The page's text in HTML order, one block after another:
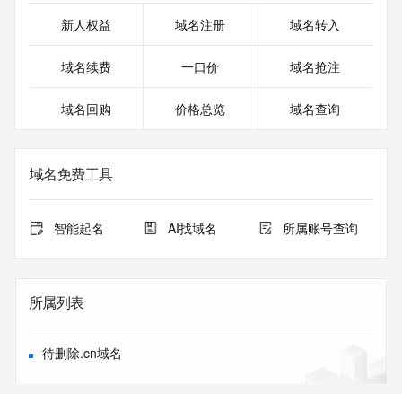
新人权益 域名注册 域名转入
域名续费 一口价 域名抢注
域名回购 价格总览 域名查询
域名免费工具
智能起名 AI找域名 所属账号查询
所属列表
待删除.cn域名